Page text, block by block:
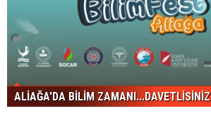
ALİAĞA'DA BİLİM ZAMANI...DAVETLİSİNİZ